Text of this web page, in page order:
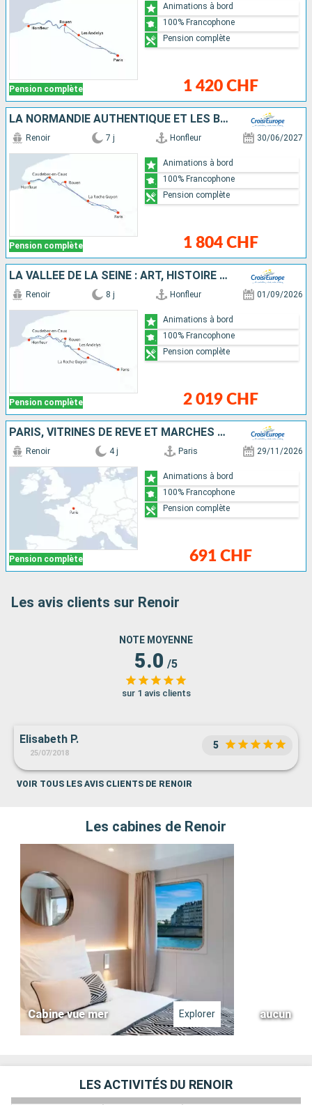
Pension complète 1 420 CHF
Animations à bord
100% Francophone
Pension complète
LA NORMANDIE AUTHENTIQUE ET LES BOUCLES DE LA SEINE - VILLAGES DE CHARME, DÉCOUVERTES GOURMANDES ET GRANDS CLASSIQUES
Pension complète
Renoir 7 j Honfleur 30/06/2027
1 804 CHF
Animations à bord
100% Francophone
Pension complète
LA VALLÉE DE LA SEINE : ART, HISTOIRE ET NATURE
Pension complète
Renoir 8 j Honfleur 01/09/2026
2 019 CHF
Animations à bord
100% Francophone
Pension complète
PARIS, VITRINES DE RÊVE ET MARCHÉS DE NOËL
Pension complète
Renoir 4 j Paris 29/11/2026
691 CHF
Animations à bord
100% Francophone
Pension complète
Les avis clients sur Renoir
NOTE MOYENNE
5.0 /5
sur 1 avis clients
Elisabeth P.
25/07/2018
5
VOIR TOUS LES AVIS CLIENTS DE RENOIR
Les cabines de Renoir
Cabine vue mer Explorer aucun
LES ACTIVITÉS DU RENOIR